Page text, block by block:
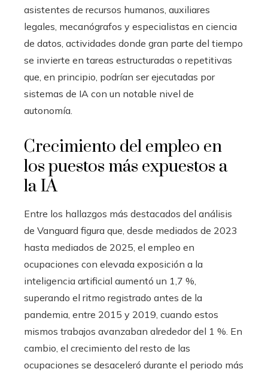
asistentes de recursos humanos, auxiliares
legales, mecanógrafos y especialistas en ciencia
de datos, actividades donde gran parte del tiempo
se invierte en tareas estructuradas o repetitivas
que, en principio, podrían ser ejecutadas por
sistemas de IA con un notable nivel de
autonomía.
Crecimiento del empleo en
los puestos más expuestos a
la IA
Entre los hallazgos más destacados del análisis
de Vanguard figura que, desde mediados de 2023
hasta mediados de 2025, el empleo en
ocupaciones con elevada exposición a la
inteligencia artificial aumentó un 1,7 %,
superando el ritmo registrado antes de la
pandemia, entre 2015 y 2019, cuando estos
mismos trabajos avanzaban alrededor del 1 %. En
cambio, el crecimiento del resto de las
ocupaciones se desaceleró durante el periodo más